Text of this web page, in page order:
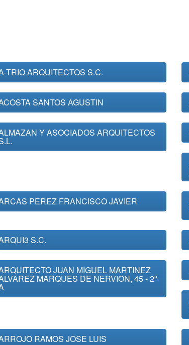
TRIO ARQUITECTOS S.C.
SANTOS AGUSTIN
Y ASOCIADOS ARQUITECTOS
PEREZ FRANCISCO JAVIER
S.C.
JUAN MIGUEL MARTINEZ
MARQUES DE NERVION, 45 - 2º
RAMOS JOSE LUIS